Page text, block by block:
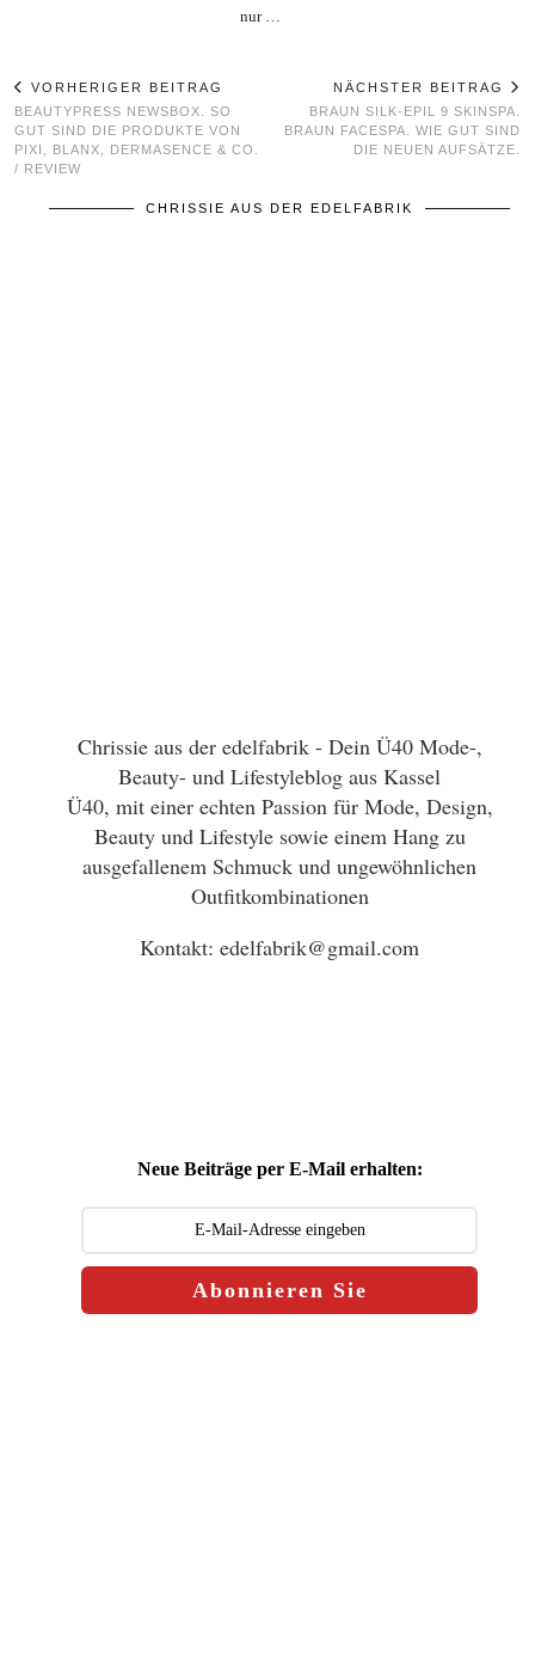
nur …
VORHERIGER BEITRAG
BEAUTYPRESS NEWSBOX. SO
GUT SIND DIE PRODUKTE VON
PIXI, BLANX, DERMASENCE & CO.
/ REVIEW
NÄCHSTER BEITRAG
BRAUN SILK-EPIL 9 SKINSPA.
BRAUN FACESPA. WIE GUT SIND
DIE NEUEN AUFSÄTZE.
CHRISSIE AUS DER EDELFABRIK
Chrissie aus der edelfabrik - Dein Ü40 Mode-,
Beauty- und Lifestyleblog aus Kassel
Ü40, mit einer echten Passion für Mode, Design,
Beauty und Lifestyle sowie einem Hang zu
ausgefallenem Schmuck und ungewöhnlichen
Outfitkombinationen
Kontakt: edelfabrik@gmail.com
Neue Beiträge per E-Mail erhalten:
Abonnieren Sie